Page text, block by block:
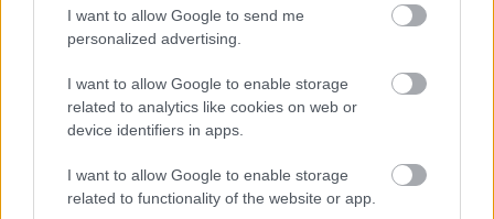
I want to allow Google to send me
personalized advertising.
I want to allow Google to enable storage
related to analytics like cookies on web or
device identifiers in apps.
I want to allow Google to enable storage
related to functionality of the website or app.
tartja, különösen más ellenzéki képviselők 1-2